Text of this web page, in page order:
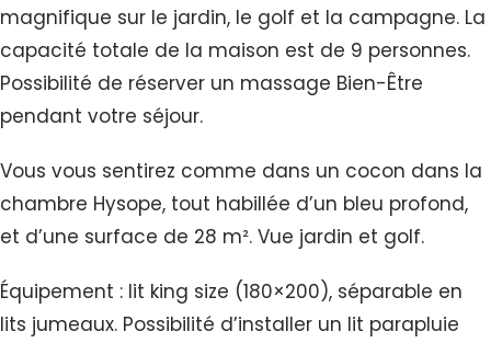
magnifique sur le jardin, le golf et la campagne. La
capacité totale de la maison est de 9 personnes.
Possibilité de réserver un massage Bien-Être
pendant votre séjour.
Vous vous sentirez comme dans un cocon dans la
chambre Hysope, tout habillée d’un bleu profond,
et d’une surface de 28 m². Vue jardin et golf.
Équipement : lit king size (180×200), séparable en
lits jumeaux. Possibilité d’installer un lit parapluie